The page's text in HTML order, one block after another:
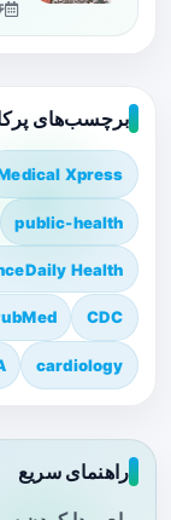
برچسب‌های
Xpress
public-health
Health
CDC
cardiology
راهنمای سریع